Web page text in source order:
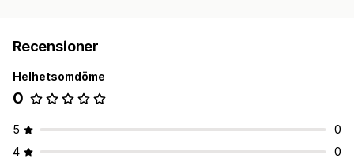
Recensioner
Helhetsomdöme
0
5
0
4
0